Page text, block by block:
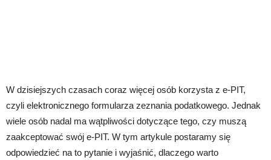
W dzisiejszych czasach coraz więcej osób korzysta z e-PIT,
czyli elektronicznego formularza zeznania podatkowego. Jednak
wiele osób nadal ma wątpliwości dotyczące tego, czy muszą
zaakceptować swój e-PIT. W tym artykule postaramy się
odpowiedzieć na to pytanie i wyjaśnić, dlaczego warto